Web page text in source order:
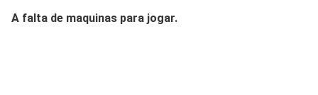
A falta de maquinas para jogar.